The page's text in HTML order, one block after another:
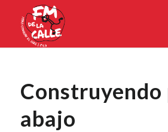
Construyendo
abajo